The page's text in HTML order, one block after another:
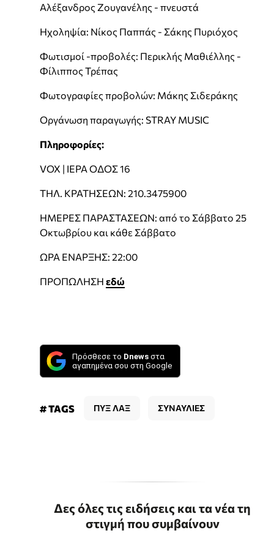
Αλέξανδρος Ζουγανέλης - πνευστά
Ηχοληψία: Νίκος Παππάς - Σάκης Πυριόχος
Φωτισμοί -προβολές: Περικλής Μαθιέλλης -
Φίλιππος Τρέπας
Φωτογραφίες προβολών: Μάκης Σιδεράκης
Οργάνωση παραγωγής: STRAY MUSIC
Πληροφορίες:
VOX | ΙΕΡΑ ΟΔΟΣ 16
ΤΗΛ. ΚΡΑΤΗΣΕΩΝ: 210.3475900
ΗΜΕΡΕΣ ΠΑΡΑΣΤΑΣΕΩΝ: από το Σάββατο 25
Οκτωβρίου και κάθε Σάββατο
ΩΡΑ ΕΝΑΡΞΗΣ: 22:00
ΠΡΟΠΩΛΗΣΗ εδώ
Πρόσθεσε το Dnews στα
αγαπημένα σου στη Google
# TAGS ΠΥΞ ΛΑΞ ΣΥΝΑΥΛΙΕΣ
Δες όλες τις ειδήσεις και τα νέα τη
στιγμή που συμβαίνουν